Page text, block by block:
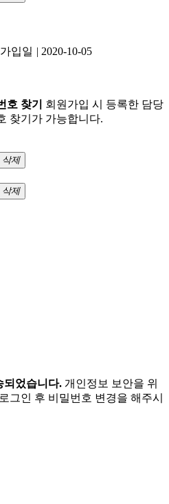
가입일 | 2020-10-05
호 찾기
회원가입 시 등록한 담당
찾기가 가능합니다.
삭제
삭제
되었습니다. 개인정보 보안을 위
그인 후 비밀번호 변경을 해주시